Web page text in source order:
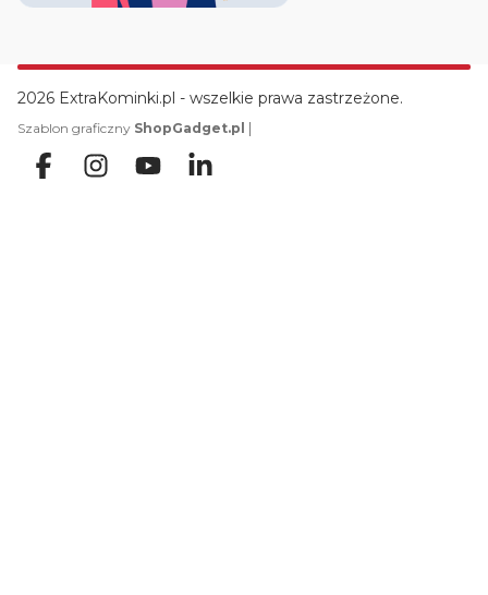
2026 ExtraKominki.pl - wszelkie prawa zastrzeżone.
Szablon graficzny ShopGadget.pl |